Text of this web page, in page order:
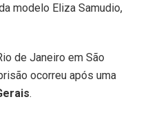
modelo Eliza Samudio,
de Janeiro em São
ocorreu após uma
.